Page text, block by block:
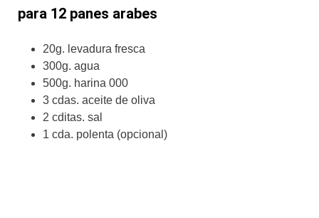
para 12 panes arabes
20g. levadura fresca
300g. agua
500g. harina 000
3 cdas. aceite de oliva
2 cditas. sal
1 cda. polenta (opcional)